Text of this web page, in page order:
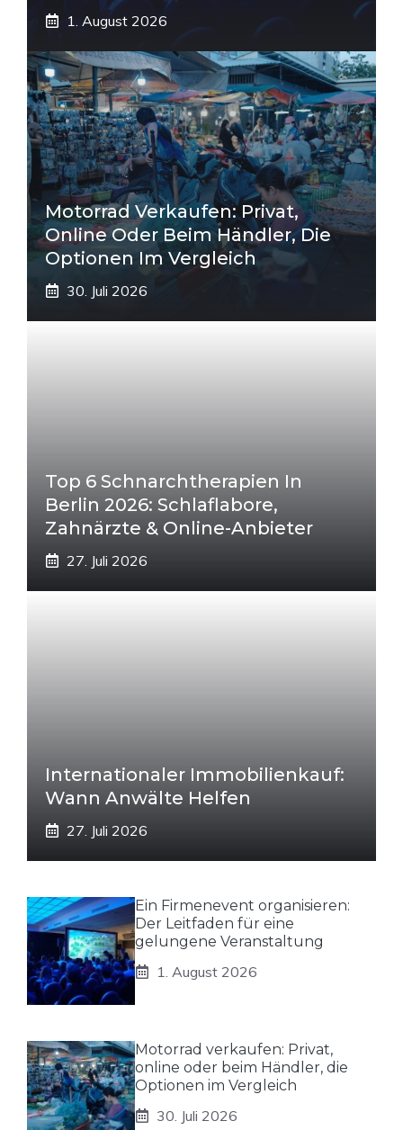
1. August 2026
Motorrad Verkaufen: Privat,
Online Oder Beim Händler, Die
Optionen Im Vergleich
30. Juli 2026
Top 6 Schnarchtherapien In
Berlin 2026: Schlaflabore,
Zahnärzte & Online-Anbieter
27. Juli 2026
Internationaler Immobilienkauf:
Wann Anwälte Helfen
27. Juli 2026
Ein Firmenevent organisieren:
Der Leitfaden für eine
gelungene Veranstaltung
1. August 2026
Motorrad verkaufen: Privat,
online oder beim Händler, die
Optionen im Vergleich
30. Juli 2026